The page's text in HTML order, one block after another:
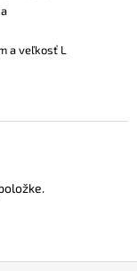
a veľkosť L